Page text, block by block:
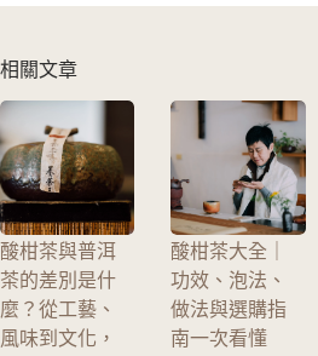
相關文章
酸柑茶與普洱
茶的差別是什
麼？從工藝、
風味到文化，
酸柑茶大全｜
功效、泡法、
做法與選購指
南一次看懂